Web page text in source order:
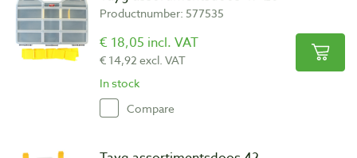
Productnumber: 577535
€ 18,05 incl. VAT
€ 14,92 excl. VAT
In stock
Compare